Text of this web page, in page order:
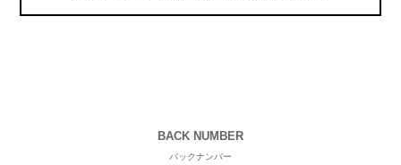
BACK NUMBER
バックナンバー